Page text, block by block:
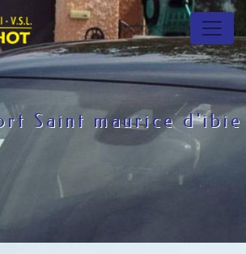
des cookies
Saint maurice d'ibie